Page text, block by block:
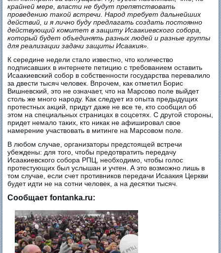
крайней мере, власти не будут препятствовать
проведению такой встречи. Народ требует дальнейших
действий, и я лично буду предлагать создать постоянно
действующий комитет в защиту Исаакиевского собора,
который будет объединять разных людей и разные группы
для реализации задачи защиты Исаакия».
К середине недели стало известно, что количество
подписавших в интернете петицию с требованием оставить
Исаакиевский собор в собственности государства перевалило
за двести тысяч человек. Впрочем, как отметил Борис
Вишневский, это не означает, что на Марсово поле выйдет
столь же много народу. Как следует из опыта предыдущих
протестных акций, придут даже не все те, кто сообщил об
этом на специальных страницах в соцсетях. С другой стороны,
придет немало таких, кто никак не афишировал свое
намерение участвовать в митинге на Марсовом поле.
В любом случае, организаторы предстоящей встречи
убеждены: для того, чтобы предотвратить передачу
Исаакиевского собора РПЦ, необходимо, чтобы голос
протестующих был услышан и учтен. А это возможно лишь в
том случае, если счет противников передачи Исаакия Церкви
будет идти не на сотни человек, а на десятки тысяч.
Сообщает fontanka.ru: